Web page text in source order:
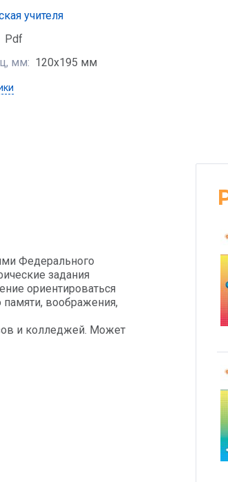
учителя
Pdf
мм: 120х195 мм
Федерального
задания
ориентироваться
памяти, воображения,
и колледжей. Может